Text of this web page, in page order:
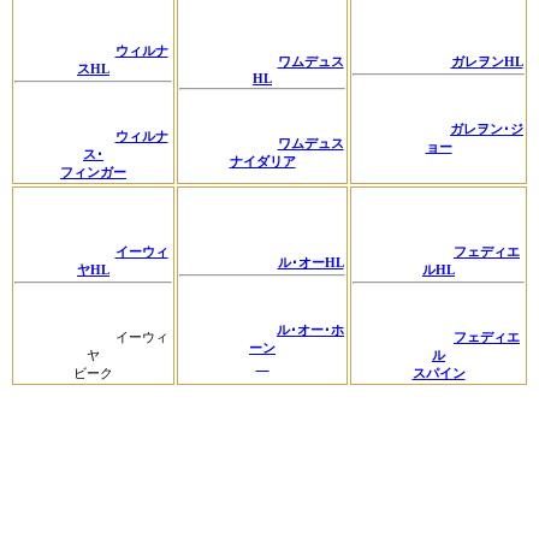
ウィルナ
スHL
ウィルナ
ス･
フィンガー
ワムデュス
HL
ワムデュス
ナイダリア
ガレヲンHL
ガレヲン･ジ
ョー
イーウィ
ヤHL
イーウィ
ヤ
ビーク
ル･オーHL
ル･オー･ホ
ーン
フェディエ
ルHL
フェディエ
ル
スパイン